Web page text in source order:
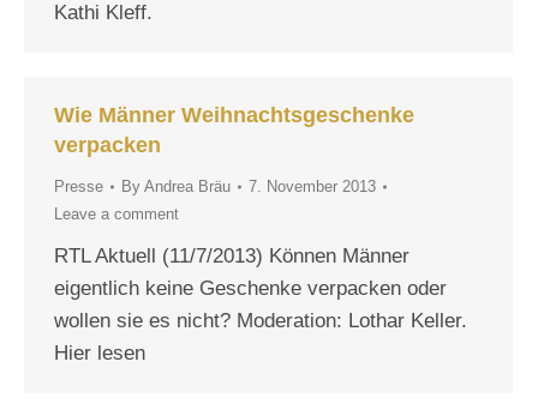
Kathi Kleff.
Wie Männer Weihnachtsgeschenke
verpacken
Presse By Andrea Bräu
7. November 2013
Leave a comment
RTL Aktuell (11/7/2013) Können Männer
eigentlich keine Geschenke verpacken oder
wollen sie es nicht? Moderation: Lothar Keller.
Hier lesen